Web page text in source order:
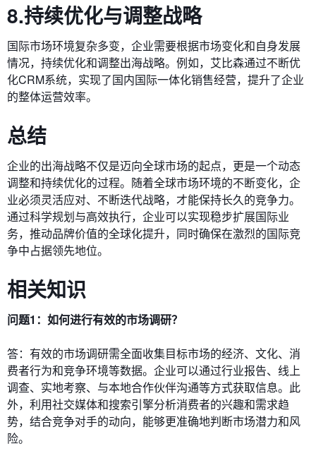
8.持续优化与调整战略
国际市场环境复杂多变，企业需要根据市场变化和自身发展
情况，持续优化和调整出海战略。例如，艾比森通过不断优
化CRM系统，实现了国内国际一体化销售经营，提升了企业
的整体运营效率。
总结
企业的出海战略不仅是迈向全球市场的起点，更是一个动态
调整和持续优化的过程。随着全球市场环境的不断变化，企
业必须灵活应对、不断迭代战略，才能保持长久的竞争力。
通过科学规划与高效执行，企业可以实现稳步扩展国际业
务，推动品牌价值的全球化提升，同时确保在激烈的国际竞
争中占据领先地位。
相关知识
问题1：如何进行有效的市场调研？
答：有效的市场调研需全面收集目标市场的经济、文化、消
费者行为和竞争环境等数据。企业可以通过行业报告、线上
调查、实地考察、与本地合作伙伴沟通等方式获取信息。此
外，利用社交媒体和搜索引擎分析消费者的兴趣和需求趋
势，结合竞争对手的动向，能够更准确地判断市场潜力和风
险。